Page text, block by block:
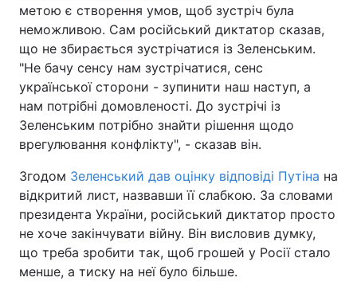
метою є створення умов, щоб зустріч була
неможливою. Сам російський диктатор сказав,
що не збирається зустрічатися із Зеленським.
"Не бачу сенсу нам зустрічатися, сенс
української сторони - зупинити наш наступ, а
нам потрібні домовленості. До зустрічі із
Зеленським потрібно знайти рішення щодо
врегулювання конфлікту", - сказав він.
Згодом Зеленський дав оцінку відповіді Путіна на
відкритий лист, назвавши її слабкою. За словами
президента України, російський диктатор просто
не хоче закінчувати війну. Він висловив думку,
що треба зробити так, щоб грошей у Росії стало
менше, а тиску на неї було більше.